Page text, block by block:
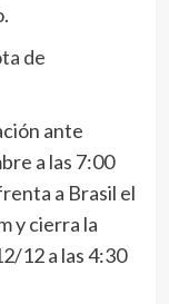
de
ante
a las 7:00
a Brasil el
y cierra la
12 a las 4:30